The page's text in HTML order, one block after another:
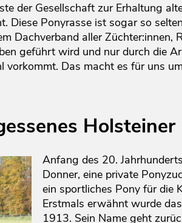
der Gesellschaft zur Erhaltung
Diese Ponyrasse ist sogar so
Dachverband aller Züchter:innen,
geführt wird und nur durch die
vorkommt. Das macht es für uns
Anfang des 20.
Donner, eine private
ein sportliches Pony für die
Erstmals erwähnt wurde
1913. Sein Name geht